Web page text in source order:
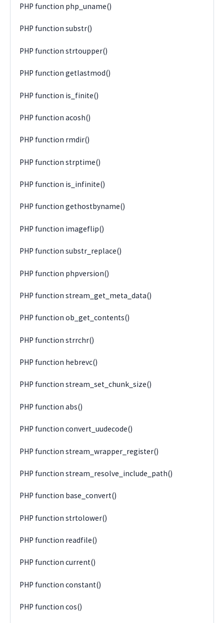
PHP function php_uname()
PHP function substr()
PHP function strtoupper()
PHP function getlastmod()
PHP function is_finite()
PHP function acosh()
PHP function rmdir()
PHP function strptime()
PHP function is_infinite()
PHP function gethostbyname()
PHP function imageflip()
PHP function substr_replace()
PHP function phpversion()
PHP function stream_get_meta_data()
PHP function ob_get_contents()
PHP function strrchr()
PHP function hebrevc()
PHP function stream_set_chunk_size()
PHP function abs()
PHP function convert_uudecode()
PHP function stream_wrapper_register()
PHP function stream_resolve_include_path()
PHP function base_convert()
PHP function strtolower()
PHP function readfile()
PHP function current()
PHP function constant()
PHP function cos()